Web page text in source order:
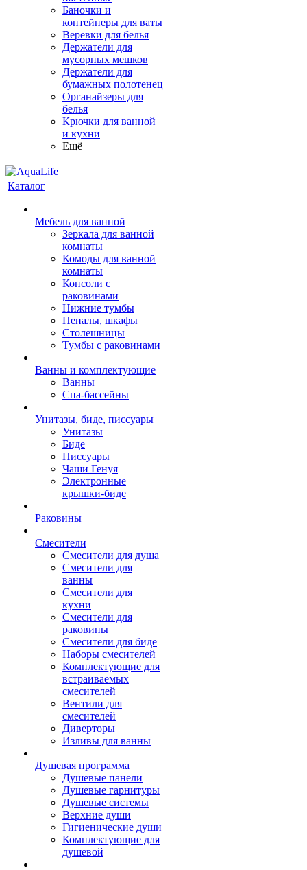
Баночки и
контейнеры для ваты
Веревки для белья
Держатели для
мусорных мешков
Держатели для
бумажных полотенец
Органайзеры для
белья
Крючки для ванной
и кухни
Ещё
Каталог
Мебель для ванной
Зеркала для ванной
комнаты
Комоды для ванной
комнаты
Консоли с
раковинами
Нижние тумбы
Пеналы, шкафы
Столешницы
Тумбы с раковинами
Ванны и комплектующие
Ванны
Спа-бассейны
Унитазы, биде, писсуары
Унитазы
Биде
Писсуары
Чаши Генуя
Электронные
крышки-биде
Раковины
Смесители
Смесители для душа
Смесители для
ванны
Смесители для
кухни
Смесители для
раковины
Смесители для биде
Наборы смесителей
Комплектующие для
встраиваемых
смесителей
Вентили для
смесителей
Диверторы
Изливы для ванны
Душевая программа
Душевые панели
Душевые гарнитуры
Душевые системы
Верхние души
Гигиенические души
Комплектующие для
душевой